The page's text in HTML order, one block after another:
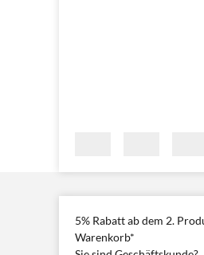
5% Rabatt ab dem 2.
Warenkorb*